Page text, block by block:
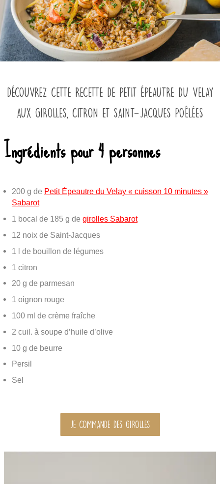
DÉCOUVREZ CETTE RECETTE DE PETIT ÉPEAUTRE DU VELAY
AUX GIROLLES, CITRON ET SAINT-JACQUES POÊLÉES
Ingrédients pour 4 personnes
200 g de Petit Épeautre du Velay « cuisson 10 minutes »
Sabarot
1 bocal de 185 g de girolles Sabarot
12 noix de Saint-Jacques
1 l de bouillon de légumes
1 citron
20 g de parmesan
1 oignon rouge
100 ml de crème fraîche
2 cuil. à soupe d’huile d’olive
10 g de beurre
Persil
Sel
JE COMMANDE DES GIROLLES